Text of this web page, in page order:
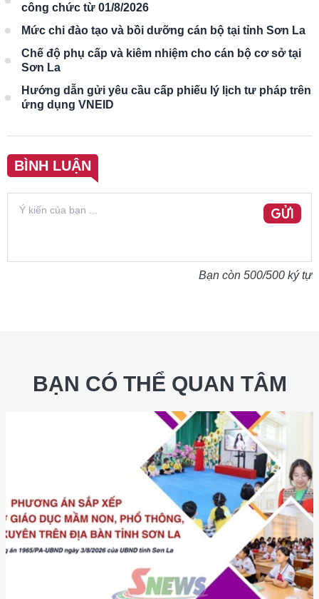
công chức từ 01/8/2026
Mức chi đào tạo và bồi dưỡng cán bộ tại tỉnh Sơn La
Chế độ phụ cấp và kiêm nhiệm cho cán bộ cơ sở tại
Sơn La
Hướng dẫn gửi yêu cầu cấp phiếu lý lịch tư pháp trên
ứng dụng VNEID
BÌNH LUẬN
GỬI
Bạn còn 500/500 ký tự
BẠN CÓ THỂ QUAN TÂM